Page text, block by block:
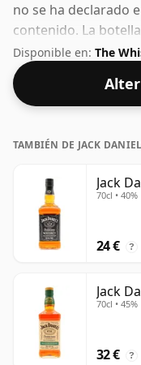
no se ha declarado
contenido. La
destacado en tu
Disponible en: The
TAMBIÉN DE JACK
Jack
70cl • 40%
24 € ?
Jack
70cl • 45%
32 € ?